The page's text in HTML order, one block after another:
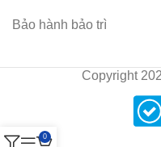
Bảo hành bảo trì
Copyright
0